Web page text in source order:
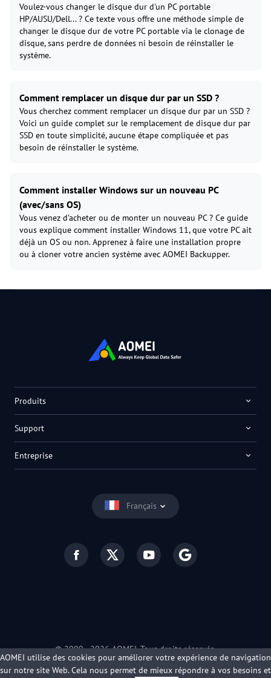
Voulez-vous changer le disque dur d'un PC portable
HP/AUSU/Dell... ? Ce texte vous offre une méthode simple de
changer le disque dur de votre PC portable via le clonage de
disque, sans perdre de données ni besoin de réinstaller le
système.
Comment remplacer un disque dur par un SSD ?
Vous cherchez comment remplacer un disque dur par un SSD ?
Voici un guide complet sur le remplacement de disque dur par
SSD en toute simplicité, aucune étape compliquée et pas
besoin de réinstaller le système.
Comment installer Windows sur un nouveau PC
(avec/sans OS)
Vous venez d’acheter ou de monter un nouveau PC ? Ce guide
vous explique comment installer Windows 11, que votre PC ait
déjà un OS ou non. Apprenez à faire une installation propre
ou à cloner votre ancien système avec AOMEI Backupper.
Français
Produits
Support
Entreprise
© 2009 -2026AOMEI. Tous droits réservés.
Politique de confidentialité
Conditions d’utilisation
AOMEI utilise des cookies pour améliorer votre expérience de navigation
sur notre site Web. Cela nous permet de mieux répondre à vos besoins et